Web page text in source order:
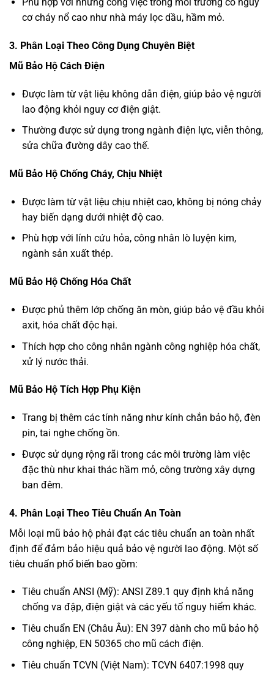
cơ cháy nổ cao như nhà máy lọc dầu, hầm mỏ.
3. Phân Loại Theo Công Dụng Chuyên Biệt
Mũ Bảo Hộ Cách Điện
Được làm từ vật liệu không dẫn điện, giúp bảo vệ người
lao động khỏi nguy cơ điện giật.
Thường được sử dụng trong ngành điện lực, viễn thông,
sửa chữa đường dây cao thế.
Mũ Bảo Hộ Chống Cháy, Chịu Nhiệt
Được làm từ vật liệu chịu nhiệt cao, không bị nóng chảy
hay biến dạng dưới nhiệt độ cao.
Phù hợp với lính cứu hỏa, công nhân lò luyện kim,
ngành sản xuất thép.
Mũ Bảo Hộ Chống Hóa Chất
Được phủ thêm lớp chống ăn mòn, giúp bảo vệ đầu khỏi
axit, hóa chất độc hại.
Thích hợp cho công nhân ngành công nghiệp hóa chất,
xử lý nước thải.
Mũ Bảo Hộ Tích Hợp Phụ Kiện
Trang bị thêm các tính năng như kính chắn bảo hộ, đèn
pin, tai nghe chống ồn.
Được sử dụng rộng rãi trong các môi trường làm việc
đặc thù như khai thác hầm mỏ, công trường xây dựng
ban đêm.
4. Phân Loại Theo Tiêu Chuẩn An Toàn
Mỗi loại mũ bảo hộ phải đạt các tiêu chuẩn an toàn nhất
định để đảm bảo hiệu quả bảo vệ người lao động. Một số
tiêu chuẩn phổ biến bao gồm:
Tiêu chuẩn ANSI (Mỹ): ANSI Z89.1 quy định khả năng
chống va đập, điện giật và các yếu tố nguy hiểm khác.
Tiêu chuẩn EN (Châu Âu): EN 397 dành cho mũ bảo hộ
công nghiệp, EN 50365 cho mũ cách điện.
Tiêu chuẩn TCVN (Việt Nam): TCVN 6407:1998 quy